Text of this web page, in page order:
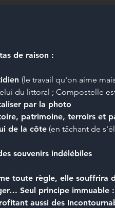
de raison :
(le travail qu'on aime
du littoral ; Compostelle
par la photo
patrimoine, terroirs et
de la côte (en tâchant de
souvenirs indélébiles
toute règle, elle souffrira
Seul principe immuable
aussi des